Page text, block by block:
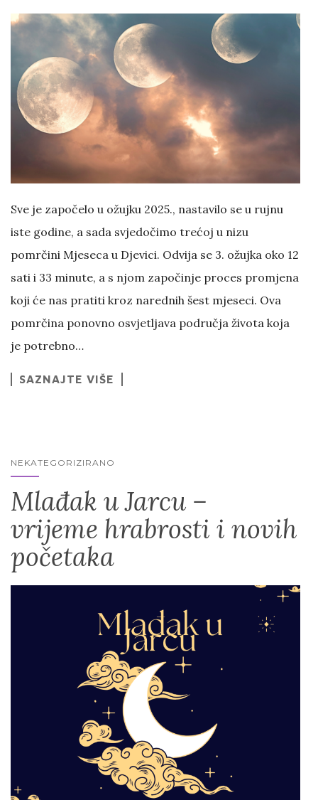
Sve je započelo u ožujku 2025., nastavilo se u rujnu
iste godine, a sada svjedočimo trećoj u nizu
pomrčini Mjeseca u Djevici. Odvija se 3. ožujka oko 12
sati i 33 minute, a s njom započinje proces promjena
koji će nas pratiti kroz narednih šest mjeseci. Ova
pomrčina ponovno osvjetljava područja života koja
je potrebno…
SAZNAJTE VIŠE
NEKATEGORIZIRANO
Mlađak u Jarcu –
vrijeme hrabrosti i novih
početaka